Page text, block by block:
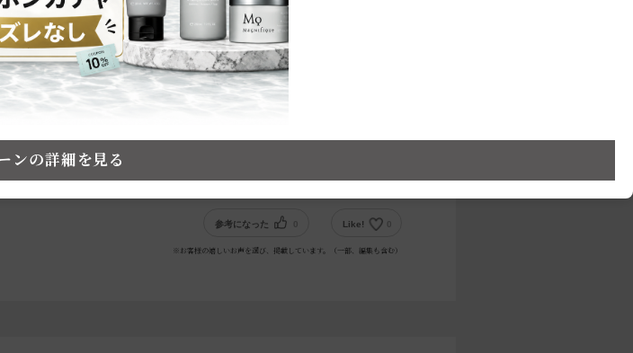
。
染みベタつかない。
参考になった 0 Like! 0
※お客様の嬉しいお声を選び、掲載しています。（一部、編集も含む）
ンの詳細を見る